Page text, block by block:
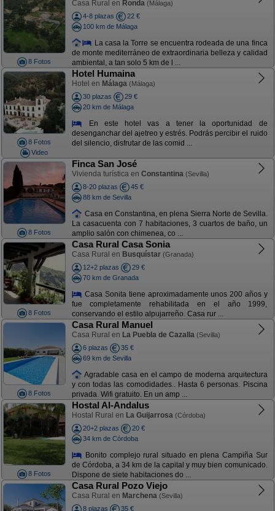
8 Fotos
Casa Rural en Ronda (Málaga)
4-8 plazas
22 €
100 km de Málaga
La casa la Torre se encuentra rodeada de una finca
de monte mediterráneo de extraordinaria belleza y calidad
ambiental, a tan solo 5 km de l ...
8 Fotos
Video
Hotel Humaina
Hotel en Málaga (Málaga)
30 plazas
29 €
20 km de Málaga
En este hotel vas a tener la oportunidad de
desenganchar del ajetreo y estrés. Podrás percibir el ruido
del silencio, disfrutar de las comid ...
8 Fotos
Finca San José
Vivienda turística en Constantina (Sevilla)
8-20 plazas
45 €
88 km de Sevilla
Casa en Constantina, en plena Sierra Norte de Sevilla.
La casacuenta con 7 habitaciones, 3 cuartos de baño, un
amplio salón con chimenea, co ...
8 Fotos
Casa Rural Casa Sonia
Casa Rural en Busquístar (Granada)
12+2 plazas
29 €
70 km de Granada
Casa Sonita tiene aproximadamente unos 200 años y
fue completamente rehabilitada en el año 1999,
conservando el estilo alpujarreño. Casa rur ...
8 Fotos
Casa Rural Manuel
Casa Rural en La Puebla de Cazalla (Sevilla)
6 plazas
35 €
69 km de Sevilla
Agradable casa en el campo de moderna arquitectura
y con todas las comodidades.. Hasta 6 personas. Piscina
privada. Wifi gratuito. En un amp ...
8 Fotos
Hostal Al-Andalus
Hostal Rural en La Guijarrosa (Córdoba)
20+2 plazas
20 €
34 km de Córdoba
Bonito complejo rural situado en plena Campiña Sur
de Córdoba, a 34 km de la capital y muy bien comunicado.
Dispone de siete habitaciones do ...
Casa Rural Pozo Viejo
Casa Rural en Marchena (Sevilla)
8 plazas
35 €